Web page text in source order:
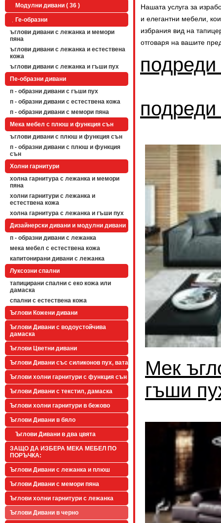
Модулни дивани ( 36 )
Ге-образни
ъглови дивани с лежанка и мемори
пяна
ъглови дивани с лежанка и естествена
кожа
ъглови дивани с лежанка и гъши пух
Пе-образни дивани
п - образни дивани с гъши пух
п - образни дивани с естествена кожа
п - образни дивани с мемори пяна
Мека мебел с плюш и функция сън
ъглови дивани с плюш и функция сън
п - образни дивани с плюш и функция
сън
Холни гарнитури
холна гарнитура с лежанка и мемори
пяна
холни гарнитури с лежанка и
естествена кожа
холна гарнитура с лежанка и гъши пух
Дизайнерски дивани и модулни дивани
п - образни дивани с лежанка
мека мебел с естествена кожа
капитонирани дивани с лежанка
Луксозни спални
тапицирани спални с еко кожа или
дамаска
спални с естествена кожа
Ъглови Кожени дивани
Ъглови Дивани с водоустойчива
дамаска
Ъглови Цветни дивани
Ъглови Дивани със силиконов пух, вата
Ъглови холни гарнитури с функция сън
Ъглови Дивани с текстил, дамаска
Ъглови холни гарнитури в бежово
Ъглови Дивани в бяло
Ъглови Дивани в два цвята
ЗАЩО ДА ИЗБЕРА МЕКА МЕБЕЛ ПО
ПОРЪЧКА:
Ъглови Дивани с лежанка и плюш
Ъглови Дивани с мемори пяна
Ъглови холни гарнитури с лежанка
Ъглови Дивани в черно
Нашата услуга за
и елегантни мебели,
избрания вид на
отговаря на вашите
Мек
гъши